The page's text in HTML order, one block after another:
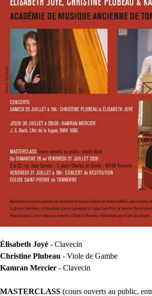
Élisabeth Joyé - Clavecin
Christine Plubeau - Viole de Gambe
Kamran Mercier - Clavecin
MASTERCLASS (cours ouverts au public,